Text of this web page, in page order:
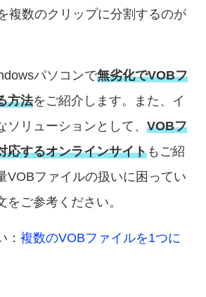
複数のクリップに分割するのが
パソコンで無劣化でVOBフ
方法をご紹介します。また、イ
ソリューションとして、VOBフ
応するオンラインサイトもご紹
VOBファイルの扱いに困ってい
をご参考ください。
：複数のVOBファイルを1つに